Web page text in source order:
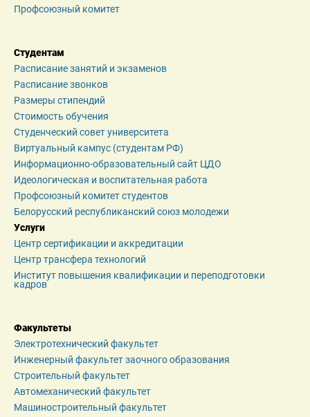
Профсоюзный комитет
Студентам
Расписание занятий и экзаменов
Расписание звонков
Размеры стипендий
Стоимость обучения
Студенческий совет университета
Виртуальный кампус (студентам РФ)
Информационно-образовательный сайт ЦДО
Идеологическая и воспитательная работа
Профсоюзный комитет студентов
Белорусский республиканский союз молодежи
Услуги
Центр сертификации и аккредитации
Центр трансфера технологий
Институт повышения квалификации и переподготовки
кадров
Факультеты
Электротехнический факультет
Инженерный факультет заочного образования
Строительный факультет
Автомеханический факультет
Машиностроительный факультет